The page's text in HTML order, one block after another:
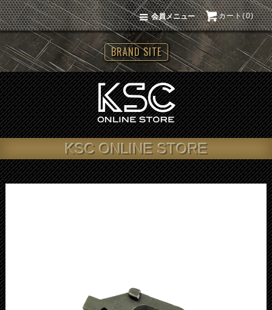
カート(0)
会員メニュー
BRAND SITE
KSC ONLINE STORE